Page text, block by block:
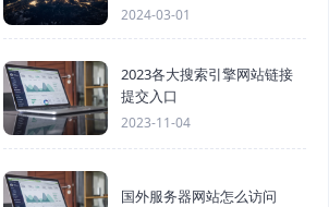
2024-03-01
2023各大搜索引擎网站链接
提交入口
2023-11-04
国外服务器网站怎么访问